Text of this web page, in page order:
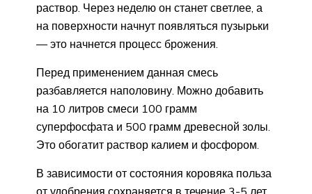
раствор. Через неделю он станет светлее, а
на поверхности начнут появляться пузырьки
— это начнется процесс брожения.
Перед применением данная смесь
разбавляется наполовину. Можно добавить
на 10 литров смеси 100 грамм
суперфосфата и 500 грамм древесной золы.
Это обогатит раствор калием и фосфором.
В зависимости от состояния коровяка польза